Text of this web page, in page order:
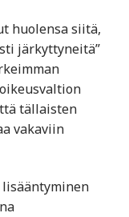
huolensa siitä,
järkyttyneitä”
tällaisten
vakaviin